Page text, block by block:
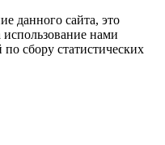
данного сайта, это
использование нами
сбору статистических